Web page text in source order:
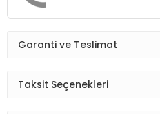
Garanti ve Teslimat
Taksit Seçenekleri